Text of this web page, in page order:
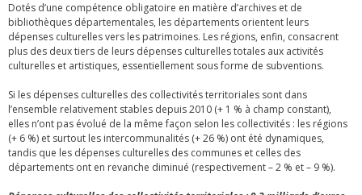
Dotés d’une compétence obligatoire en matière d’archives et de
bibliothèques départementales, les départements orientent leurs
dépenses culturelles vers les patrimoines. Les régions, enfin, consacrent
plus des deux tiers de leurs dépenses culturelles totales aux activités
culturelles et artistiques, essentiellement sous forme de subventions.
Si les dépenses culturelles des collectivités territoriales sont dans
l’ensemble relativement stables depuis 2010 (+ 1 % à champ constant),
elles n’ont pas évolué de la même façon selon les collectivités : les régions
(+ 6 %) et surtout les intercommunalités (+ 26 %) ont été dynamiques,
tandis que les dépenses culturelles des communes et celles des
départements ont en revanche diminué (respectivement – 2 % et – 9 %).